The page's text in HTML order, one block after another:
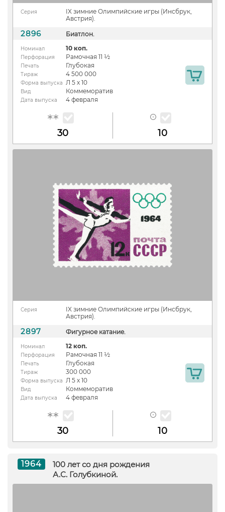
Серия
IX зимние Олимпийские игры (Инсбрук,
Австрия).
2896 Биатлон.
Номинал 10 коп.
Перфорация Рамочная 11 ½
Печать Глубокая
Тираж 4 500 000
Форма выпуска Л 5 х 10
Вид Коммеморатив
Дата выпуска 4 февраля
30 10
Серия
IX зимние Олимпийские игры (Инсбрук,
Австрия).
2897 Фигурное катание.
Номинал 12 коп.
Перфорация Рамочная 11 ½
Печать Глубокая
Тираж 300 000
Форма выпуска Л 5 х 10
Вид Коммеморатив
Дата выпуска 4 февраля
30 10
1964
100 лет со дня рождения
А.С. Голубкиной.